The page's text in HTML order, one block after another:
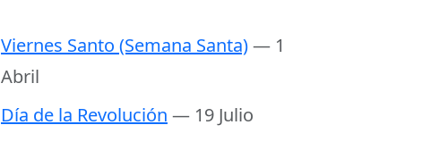
Viernes Santo (Semana Santa)— 1
Abril
Día de la Revolución — 19 Julio